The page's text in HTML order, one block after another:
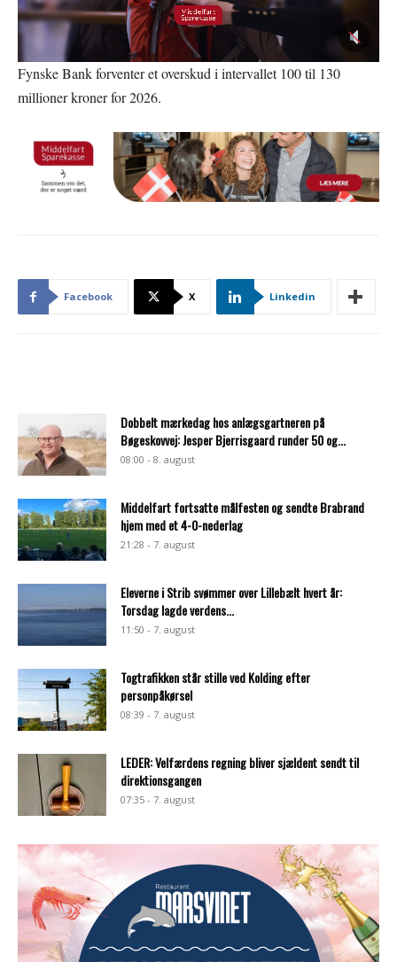
Fynske Bank forventer et overskud i intervallet 100 til 130
millioner kroner for 2026.
Facebook X Linkedin
Dobbelt mærkedag hos anlægsgartneren på
Bøgeskovvej: Jesper Bjerrisgaard runder 50 og...
08:00 - 8. august
Middelfart fortsatte målfesten og sendte Brabrand
hjem med et 4-0-nederlag
21:28 - 7. august
Eleverne i Strib svømmer over Lillebælt hvert år:
Torsdag lagde verdens...
11:50 - 7. august
Togtrafikken står stille ved Kolding efter
personpåkørsel
08:39 - 7. august
LEDER: Velfærdens regning bliver sjældent sendt til
direktionsgangen
07:35 - 7. august